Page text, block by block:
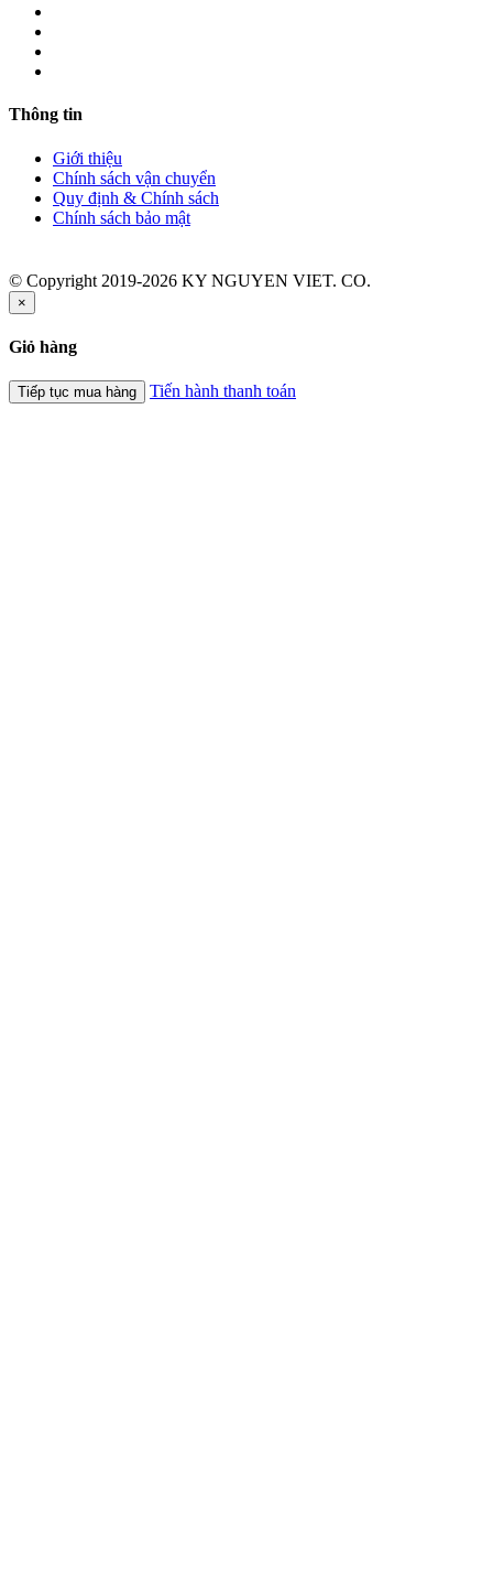
Thông tin
Giới thiệu
Chính sách vận chuyển
Quy định & Chính sách
Chính sách bảo mật
© Copyright 2019-2026 KY NGUYEN VIET. CO.
×
Giỏ hàng
Tiếp tục mua hàng Tiến hành thanh toán